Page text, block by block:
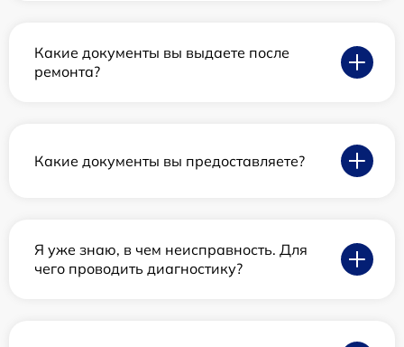
Какие документы вы выдаете после
ремонта?
Какие документы вы предоставляете?
Я уже знаю, в чем неисправность. Для
чего проводить диагностику?